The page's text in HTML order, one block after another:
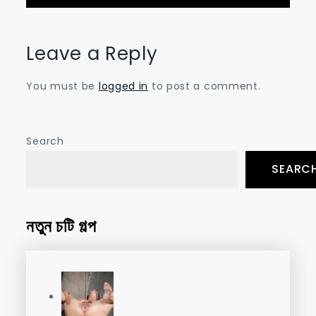
Leave a Reply
You must be logged in to post a comment.
Search
নতুন চটি গল্প